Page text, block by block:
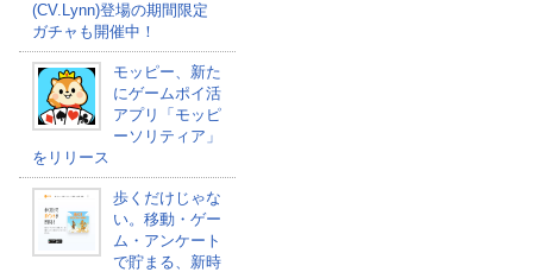
(CV.Lynn)登場の期間限定
ガチャも開催中！
モッピー、新た
にゲームポイ活
アプリ「モッピ
ーソリティア」
をリリース
歩くだけじゃな
い。移動・ゲー
ム・アンケート
で貯まる、新時